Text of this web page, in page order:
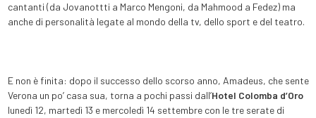
cantanti (da Jovanottti a Marco Mengoni, da Mahmood a Fedez) ma
anche di personalità legate al mondo della tv, dello sport e del teatro.
E non è finita: dopo il successo dello scorso anno, Amadeus, che sente
Verona un po’ casa sua, torna a pochi passi dall’Hotel Colomba d’Oro
lunedì 12, martedì 13 e mercoledì 14 settembre con le tre serate di